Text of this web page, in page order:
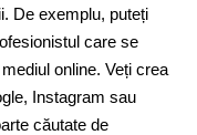
De exemplu, puteți
care se
online. Veți crea
Instagram sau
căutate de